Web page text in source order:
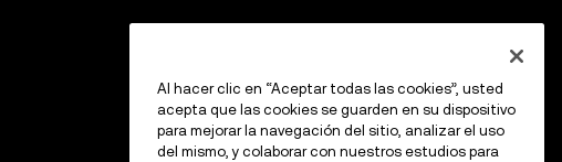
Al hacer clic en “Aceptar todas las cookies”, usted
acepta que las cookies se guarden en su dispositivo
para mejorar la navegación del sitio, analizar el uso
del mismo, y colaborar con nuestros estudios para